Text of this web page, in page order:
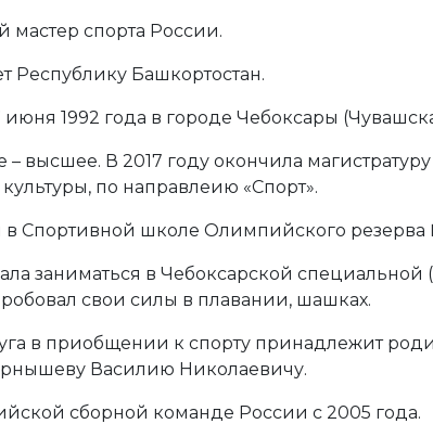
мастер спорта России.
Республику Башкортостан.
июня 1992 года в городе Чебоксары
– высшее. В 2017 году окончила
по направлеию «Спорт».
в Спортивной школе Олимпийского
заниматься в Чебоксарской
свои силы в плавании, шашках.
в приобщении к спорту принадлежит
Василию Николаевичу.
сборной команде России с 2005 года.